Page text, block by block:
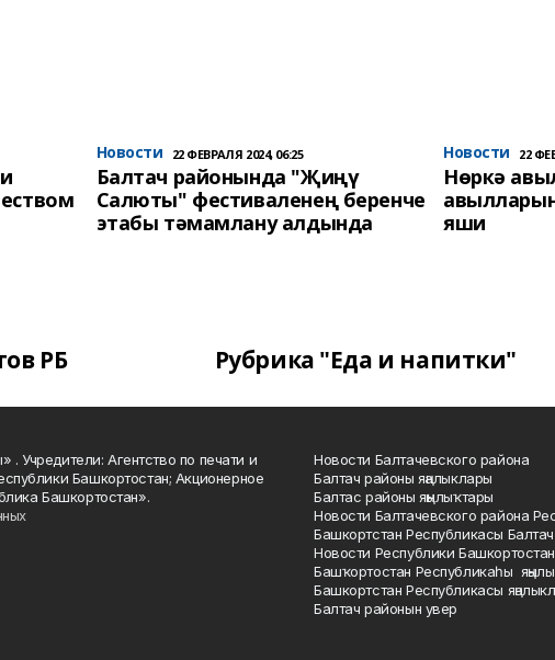
Новости 22 ФЕВРАЛЯ 2024, 06:25
Балтач районында "Җиңү
Салюты" фестиваленең беренче
этабы тәмамлану алдында
Новости 22
Нөркә
яши
РБ Рубрика "Еда и напитки"
. Учредители: Агентство по печати и
Башкортостан; Акционерное
Башкортостан».
Новости Балтачевского района
Балтач районы яңалыклары
Балтас районы яңылыҡтары
Новости Балтачевского района
Башкортстан Республикасы
Новости Республики Башкортостан
Башҡортостан Республикаһы
Башкортстан Республикасы
Балтач районын увер